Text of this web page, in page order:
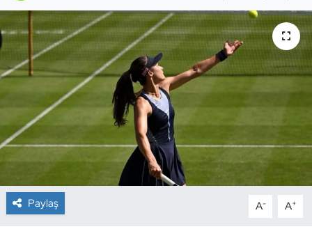
Paylaş A- A+
Buz Hokeyi
Buz Pateni
Çim Hokeyi
Cimnastik
Curling
Dağcılık